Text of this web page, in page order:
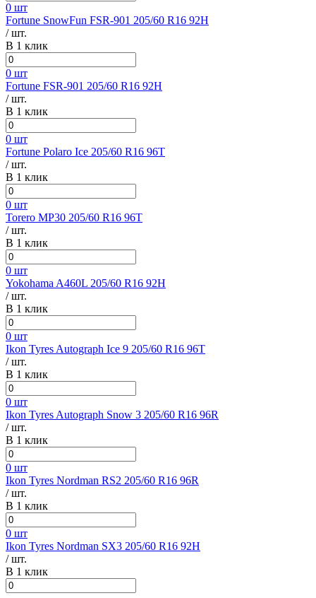
0 шт
Fortune SnowFun FSR-901 205/60 R16 92H
/ шт.
В 1 клик
0 шт
Fortune FSR-901 205/60 R16 92H
/ шт.
В 1 клик
0 шт
Fortune Polaro Ice 205/60 R16 96T
/ шт.
В 1 клик
0 шт
Torero MP30 205/60 R16 96T
/ шт.
В 1 клик
0 шт
Yokohama A460L 205/60 R16 92H
/ шт.
В 1 клик
0 шт
Ikon Tyres Autograph Ice 9 205/60 R16 96T
/ шт.
В 1 клик
0 шт
Ikon Tyres Autograph Snow 3 205/60 R16 96R
/ шт.
В 1 клик
0 шт
Ikon Tyres Nordman RS2 205/60 R16 96R
/ шт.
В 1 клик
0 шт
Ikon Tyres Nordman SX3 205/60 R16 92H
/ шт.
В 1 клик